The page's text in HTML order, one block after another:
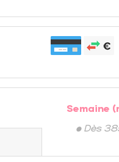
Semaine
• Dès